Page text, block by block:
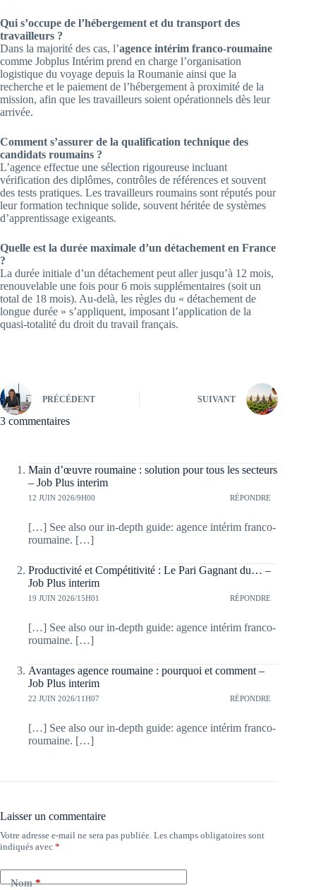
Qui s’occupe de l’hébergement et du transport des
travailleurs ?
Dans la majorité des cas, l’agence intérim franco-roumaine
comme Jobplus Intérim prend en charge l’organisation
logistique du voyage depuis la Roumanie ainsi que la
recherche et le paiement de l’hébergement à proximité de la
mission, afin que les travailleurs soient opérationnels dès leur
arrivée.
Comment s’assurer de la qualification technique des
candidats roumains ?
L’agence effectue une sélection rigoureuse incluant
vérification des diplômes, contrôles de références et souvent
des tests pratiques. Les travailleurs roumains sont réputés pour
leur formation technique solide, souvent héritée de systèmes
d’apprentissage exigeants.
Quelle est la durée maximale d’un détachement en France
?
La durée initiale d’un détachement peut aller jusqu’à 12 mois,
renouvelable une fois pour 6 mois supplémentaires (soit un
total de 18 mois). Au-delà, les règles du « détachement de
longue durée » s’appliquent, imposant l’application de la
quasi-totalité du droit du travail français.
PRÉCÉDENT SUIVANT
3 commentaires
Main d’œuvre roumaine : solution pour tous les secteurs
– Job Plus interim
12 JUIN 2026/9H00 RÉPONDRE
[…] See also our in-depth guide: agence intérim franco-
roumaine. […]
Productivité et Compétitivité : Le Pari Gagnant du… –
Job Plus interim
19 JUIN 2026/15H01 RÉPONDRE
[…] See also our in-depth guide: agence intérim franco-
roumaine. […]
Avantages agence roumaine : pourquoi et comment –
Job Plus interim
22 JUIN 2026/11H07 RÉPONDRE
[…] See also our in-depth guide: agence intérim franco-
roumaine. […]
Laisser un commentaire
Votre adresse e-mail ne sera pas publiée. Les champs obligatoires sont
indiqués avec *
Nom*